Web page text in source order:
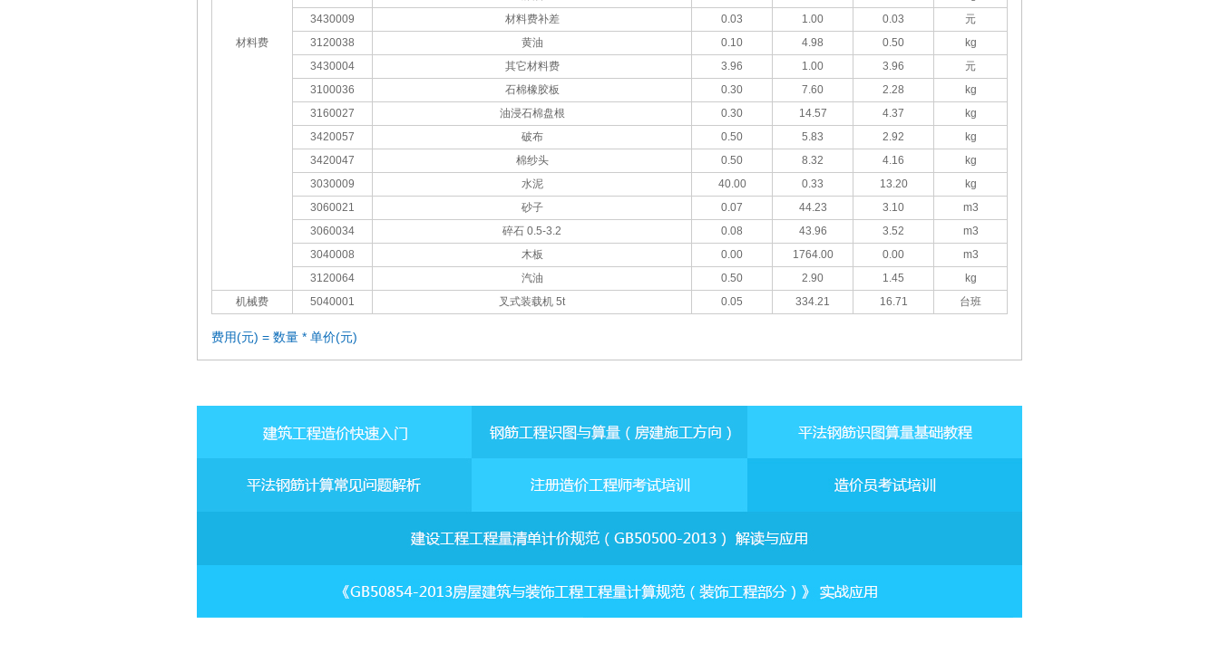
材料费
3430009
材料费补差 0.03 1.00 0.03
元
3120038
黄油 0.10 4.98 0.50
kg
3430004
其它材料费 3.96 1.00 3.96
元
3100036
石棉橡胶板 0.30 7.60 2.28
kg
3160027
油浸石棉盘根 0.30 14.57 4.37
kg
3420057
破布 0.50 5.83 2.92
kg
3420047
棉纱头 0.50 8.32 4.16
kg
3030009
水泥 40.00 0.33 13.20
kg
3060021
砂子 0.07 44.23 3.10
m3
3060034
碎石 0.5-3.2 0.08 43.96 3.52
m3
3040008
木板 0.00 1764.00 0.00
m3
3120064
汽油 0.50 2.90 1.45
kg
机械费
5040001 叉式装载机 5t 0.05 334.21 16.71 台班
费用(元) = 数量 * 单价(元)